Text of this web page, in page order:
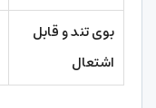
بوی تند و قابل
اشتعال